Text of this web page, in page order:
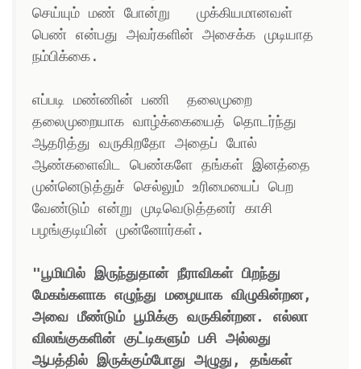
செய்யும் மண் போன்று   முக்கியமானவள்
பெண் என்பது அவர்களின் அசைக்க முடியாத
நம்பிக்கை.
எப்படி மண்ணின் பணி  தலைமுறை
தலைமுறையாக வாழ்க்கையைத் தொடர்ந்து
ஆதரித்து வருகிறதோ அதைப் போல்
ஆண்களைவிட பெண்களே தங்கள் இனத்தை
முன்னெடுத்துச் செல்லும் உரிமையைப் பெற
வேண்டும் என்று முடிவெடுத்தனர் காசி
பழங்குடியின் முன்னோர்கள்.
"பூமியில் இருந்துதான் நீராவிகள் பிறந்து
மேகங்களாக எழுந்து மழையாக விழுகின்றன,
அவை மீண்டும் பூமிக்கு வருகின்றன. எல்லா
விலங்குகளின் குட்டிகளும் பசி அல்லது
ஆபத்தில் இருக்கும்போது அழுது, தங்கள்